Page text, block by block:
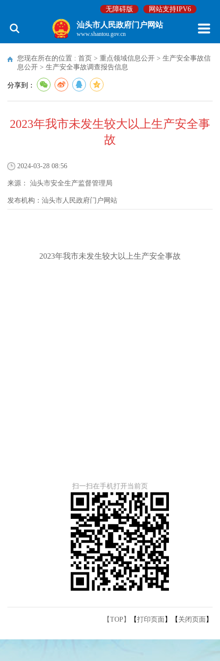
无障碍版 网站支持IPV6
汕头市人民政府门户网站
www.shantou.gov.cn
您现在所在的位置 : 首页 > 重点领域信息公开 > 生产安全事故信
息公开 > 生产安全事故调查报告信息
分享到：
2023年我市未发生较大以上生产安全事
故
2024-03-28 08:56
来源： 汕头市安全生产监督管理局
发布机构： 汕头市人民政府门户网站
2023年我市未发生较大以上生产安全事故
扫一扫在手机打开当前页
【TOP】 【打印页面 】【 关闭页面 】